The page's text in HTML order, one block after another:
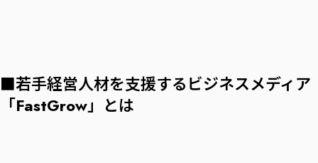
■若手経営人材を支援するビジネスメディア
「FastGrow」とは